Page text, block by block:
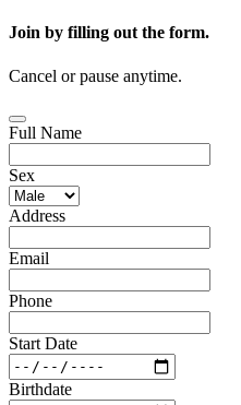
Join by filling out the form.
Cancel or pause anytime.
Full Name
Sex
Address
Email
Phone
Start Date
Birthdate